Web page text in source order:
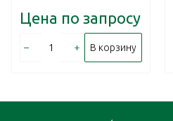
Цена по запросу
– + В корзину